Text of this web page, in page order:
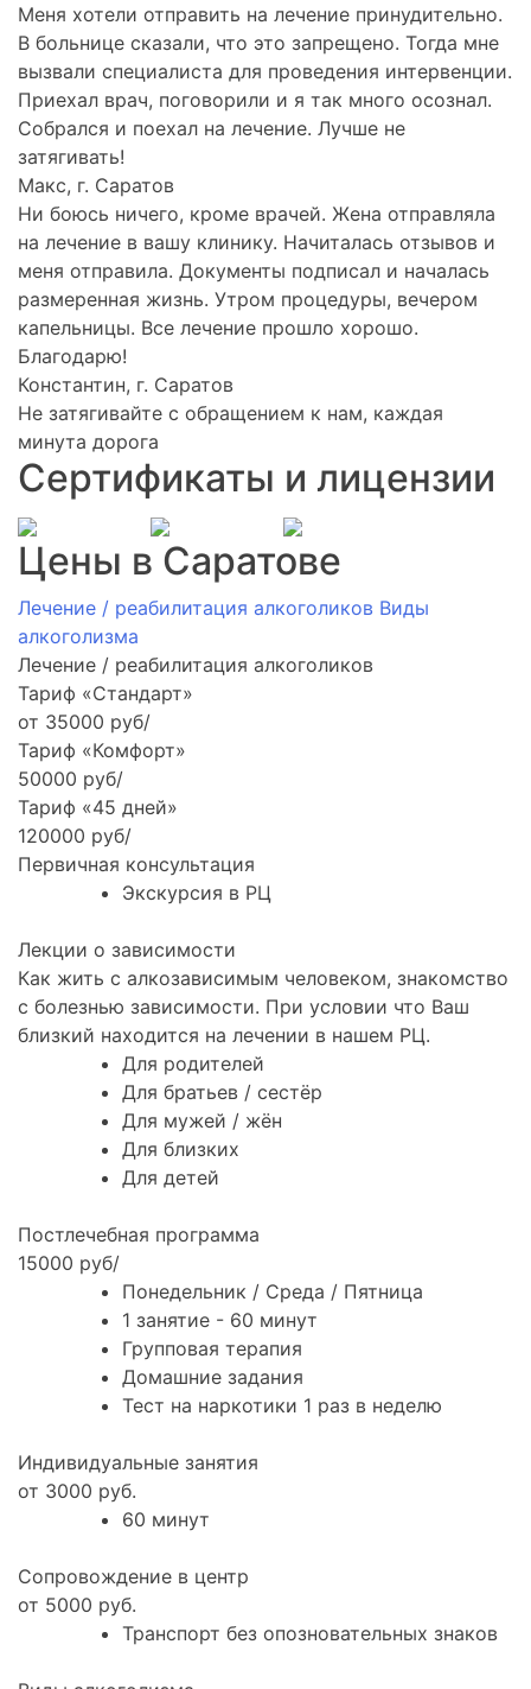
Меня хотели отправить на лечение принудительно.
В больнице сказали, что это запрещено. Тогда мне
вызвали специалиста для проведения интервенции.
Приехал врач, поговорили и я так много осознал.
Собрался и поехал на лечение. Лучше не
затягивать!
Макс, г. Саратов
Ни боюсь ничего, кроме врачей. Жена отправляла
на лечение в вашу клинику. Начиталась отзывов и
меня отправила. Документы подписал и началась
размеренная жизнь. Утром процедуры, вечером
капельницы. Все лечение прошло хорошо.
Благодарю!
Константин, г. Саратов
Не затягивайте с обращением к нам, каждая
минута дорога
Сертификаты и лицензии
Цены в Саратове
Лечение / реабилитация алкоголиков Виды
алкоголизма
Лечение / реабилитация алкоголиков
Тариф «Стандарт»
от 35000 руб/
Тариф «Комфорт»
50000 руб/
Тариф «45 дней»
120000 руб/
Первичная консультация
Экскурсия в РЦ
Лекции о зависимости
Как жить с алкозависимым человеком, знакомство
с болезнью зависимости. При условии что Ваш
близкий находится на лечении в нашем РЦ.
Для родителей
Для братьев / сестёр
Для мужей / жён
Для близких
Для детей
Постлечебная программа
15000 руб/
Понедельник / Среда / Пятница
1 занятие - 60 минут
Групповая терапия
Домашние задания
Тест на наркотики 1 раз в неделю
Индивидуальные занятия
от 3000 руб.
60 минут
Сопровождение в центр
от 5000 руб.
Транспорт без опозновательных знаков